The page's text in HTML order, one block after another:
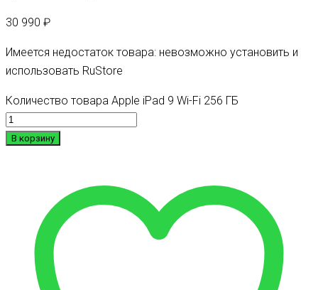
30 990 ₽
Имеется недостаток товара: невозможно установить и
использовать RuStore
Количество товара Apple iPad 9 Wi-Fi 256 ГБ
В корзину